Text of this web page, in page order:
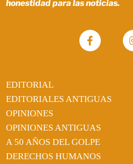
honestidad para las noticias.
EDITORIAL
EDITORIALES ANTIGUAS
OPINIONES
OPINIONES ANTIGUAS
A 50 AÑOS DEL GOLPE
DERECHOS HUMANOS